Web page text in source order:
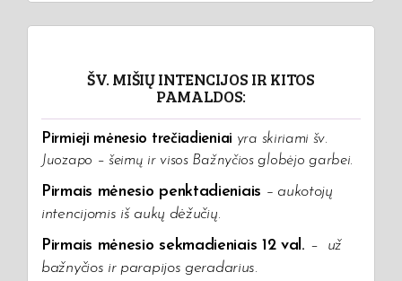
ŠV. MIŠIŲ INTENCIJOS IR KITOS
PAMALDOS:
Pirmieji mėnesio trečiadieniai yra skiriami šv.
Juozapo – šeimų ir visos Bažnyčios globėjo garbei.
Pirmais mėnesio penktadieniais – aukotojų
intencijomis iš aukų dėžučių.
Pirmais mėnesio sekmadieniais 12 val. –
už
bažnyčios ir parapijos geradarius.